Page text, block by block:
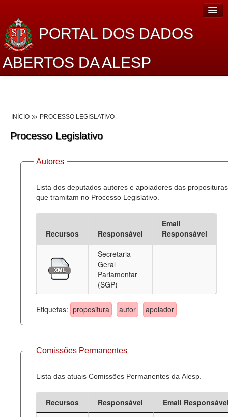
PORTAL DOS DADOS
ABERTOS DA ALESP
Lei de Acesso à Informação
Dados Governamentais Abertos
Planejamento
Catálogo de dados
Deputados Estaduais
Administração
Agenda
Perguntas frequentes
Contato
INÍCIO PROCESSO LEGISLATIVO
Processo Legislativo
Autores
Lista dos deputados autores e apoiadores das proposituras
que tramitam no Processo Legislativo.
Recursos Responsável
Email
Responsável
Secretaria
Geral
Parlamentar
(SGP)
Etiquetas: propositura autor apoiador
Comissões Permanentes
Lista das atuais Comissões Permanentes da Alesp.
Recursos Responsável
Email